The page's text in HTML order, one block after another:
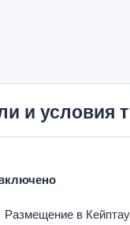
и условия
Размещение в